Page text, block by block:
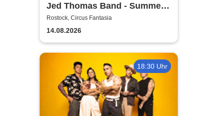
Jed Thomas Band - Summer
Tour 2026
Rostock, Circus Fantasia
14.08.2026
18:30 Uhr